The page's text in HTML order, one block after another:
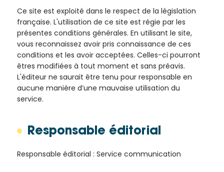
Ce site est exploité dans le respect de la législation
française. L'utilisation de ce site est régie par les
présentes conditions générales. En utilisant le site,
vous reconnaissez avoir pris connaissance de ces
conditions et les avoir acceptées. Celles-ci pourront
êtres modifiées à tout moment et sans préavis.
L'éditeur ne saurait être tenu pour responsable en
aucune manière d’une mauvaise utilisation du
service.
Responsable éditorial
Responsable éditorial : Service communication
l'actualité
de la
Ville et
de ses
partenaires.
(*Champs
obligatoires)
êtes déjà
et que